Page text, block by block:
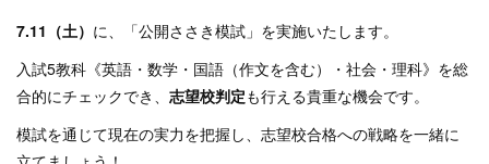
7.11（土） に、「公開ささき模試」を実施いたします。
入試5教科《英語・数学・国語（作文を含む）・社会・理科》を総
合的にチェックでき、 志望校判定も行える貴重な機会です。
模試を通じて現在の実力を把握し、志望校合格への戦略を一緒に